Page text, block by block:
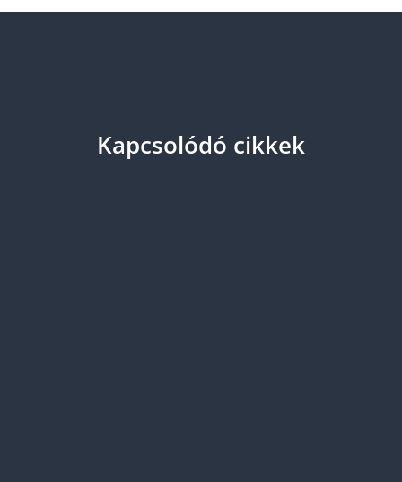
Kapcsolódó cikkek